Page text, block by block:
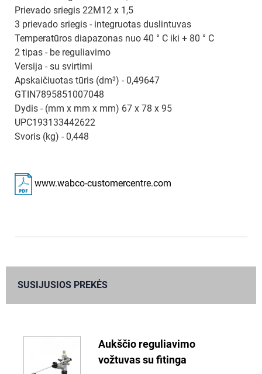
Prievado sriegis 22M12 x 1,5
3 prievado sriegis - integruotas duslintuvas
Temperatūros diapazonas nuo 40 ° C iki + 80 ° C
2 tipas - be reguliavimo
Versija - su svirtimi
Apskaičiuotas tūris (dm³) - 0,49647
GTIN7895851007048
Dydis - (mm x mm x mm) 67 x 78 x 95
UPC193133442622
Svoris (kg) - 0,448
www.wabco-customercentre.com
SUSIJUSIOS PREKĖS
Aukščio reguliavimo
vožtuvas su fitinga